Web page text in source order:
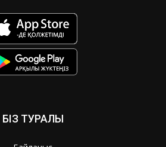
БІЗ ТУРАЛЫ